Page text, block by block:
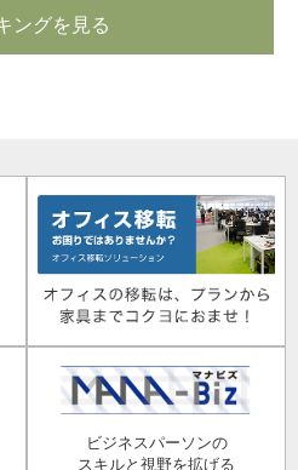
ングを見る
ビジネスパーソンの
スキルと視野を拡げる